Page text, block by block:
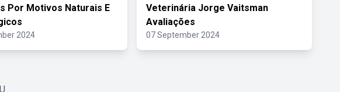
Por Motivos Naturais E
2024
Veterinária Jorge Vaitsman
Avaliações
07 September 2024